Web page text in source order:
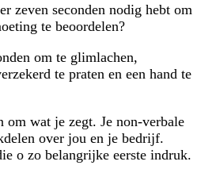
zeven seconden nodig hebt om
te beoordelen?
om te glimlachen,
te praten en een hand te
om wat je zegt. Je non-verbale
over jou en je bedrijf.
o zo belangrijke eerste indruk.